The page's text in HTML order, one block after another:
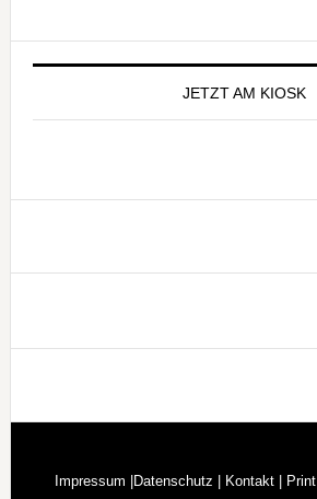
Seitenspalte
JETZT AM KIOSK
Footer
Impressum |Datenschutz |Kontakt |Print